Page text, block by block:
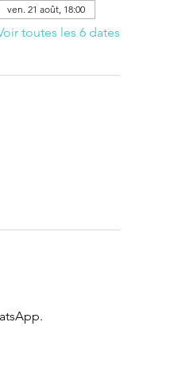
ven. 21 août, 18:00
toutes les 6 dates